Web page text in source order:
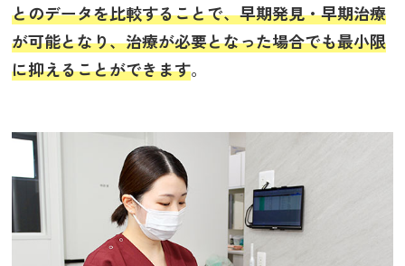
とのデータを比較することで、早期発見・早期治療
が可能となり、治療が必要となった場合でも最小限
に抑えることができます。